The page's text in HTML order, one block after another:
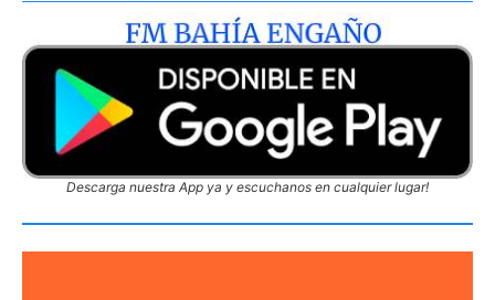
Descarga nuestra App ya y escuchanos en cualquier lugar!